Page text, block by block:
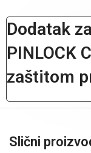
Dodatak
PINLOCK
zaštitom
Slični